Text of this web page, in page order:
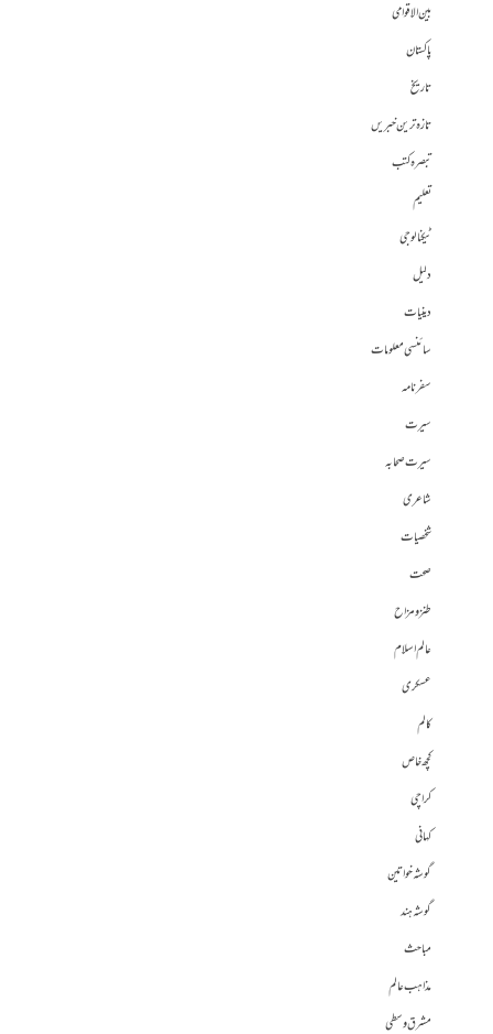
بین الاقوامی
پاکستان
تاریخ
تازہ ترین خبریں
تبصرہ کتب
تعلیم
ٹیکنالوجی
دلیل
دینیات
سائنسی معلومات
سفرنامہ
سیرت
سیرت صحابہ
شاعری
شخصیات
صحت
طنز و مزاح
عالم اسلام
عسکری
کالم
کچھ خاص
کراچی
کہانی
گوشہ خواتین
گوشہ ہند
مباحث
مذاہب عالم
مشرق وسطی